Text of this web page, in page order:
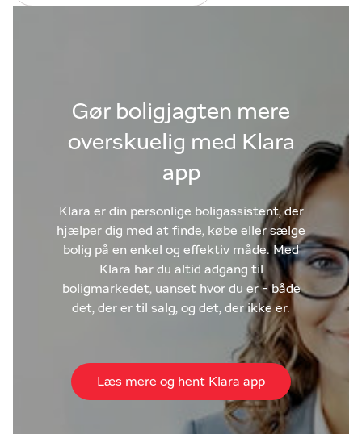
Gør boligjagten mere
overskuelig med Klara
app
Klara er din personlige boligassistent, der
hjælper dig med at finde, købe eller sælge
bolig på en enkel og effektiv måde. Med
Klara har du altid adgang til
boligmarkedet, uanset hvor du er - både
det, der er til salg, og det, der ikke er.
Læs mere og hent Klara app